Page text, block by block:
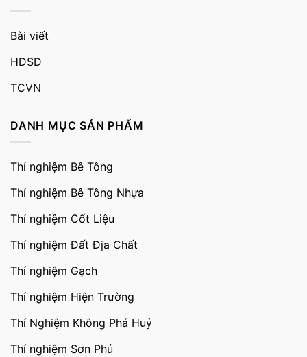
Bài viết
HDSD
TCVN
DANH MỤC SẢN PHẨM
Thí nghiệm Bê Tông
Thí nghiệm Bê Tông Nhựa
Thí nghiệm Cốt Liệu
Thí nghiệm Đất Địa Chất
Thí nghiệm Gạch
Thí nghiệm Hiện Trường
Thí Nghiệm Không Phá Huỷ
Thí nghiệm Sơn Phủ